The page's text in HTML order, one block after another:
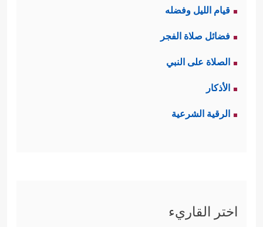
قيام الليل وفضله
فضائل صلاة الفجر
الصلاة على النبي
الأذكار
الرقية الشرعية
اختر القاريء